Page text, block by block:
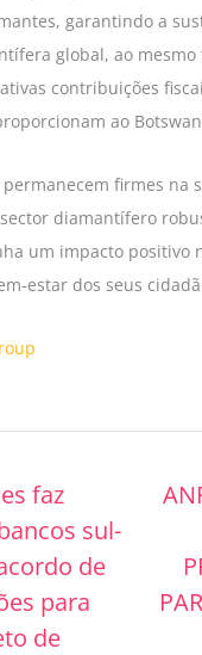
garantindo a
global, ao mesmo
contribuições
ao
permanecem firmes na
diamantífero
um impacto positivo
estar dos seus
faz
sul-
de
para
de